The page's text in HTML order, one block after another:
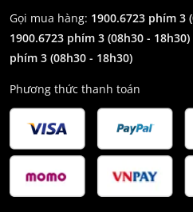
Gọi mua hàng: 1900.6723 phím 3
1900.6723 phím 3 (08h30 - 18h30)
phím 3 (08h30 - 18h30)
Phương thức thanh toán